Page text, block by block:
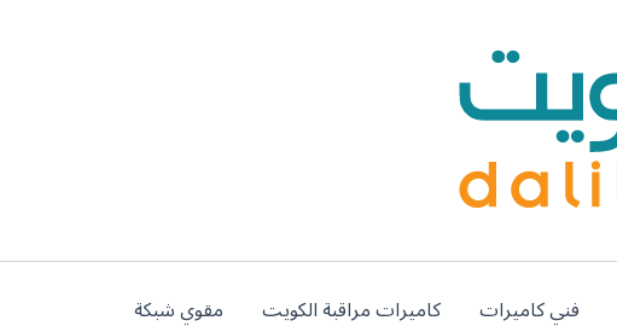
فني كاميرات كاميرات مراقبة الكويت مقوي شبكة